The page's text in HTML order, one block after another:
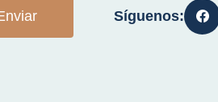
Síguenos: